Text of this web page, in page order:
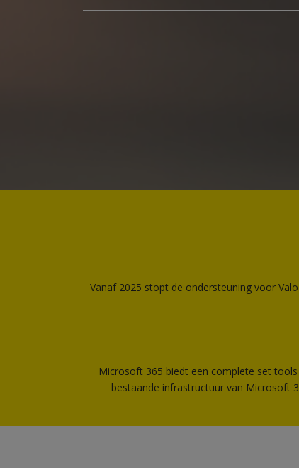
Vanaf 2025 stopt de ondersteuning voor
Microsoft 365 biedt een complete set
bestaande infrastructuur van Microsoft